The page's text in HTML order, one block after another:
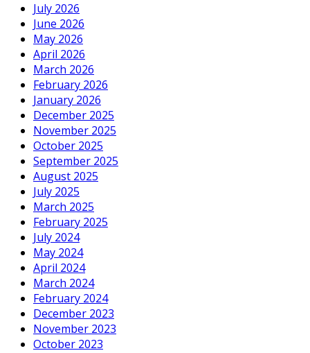
July 2026
June 2026
May 2026
April 2026
March 2026
February 2026
January 2026
December 2025
November 2025
October 2025
September 2025
August 2025
July 2025
March 2025
February 2025
July 2024
May 2024
April 2024
March 2024
February 2024
December 2023
November 2023
October 2023